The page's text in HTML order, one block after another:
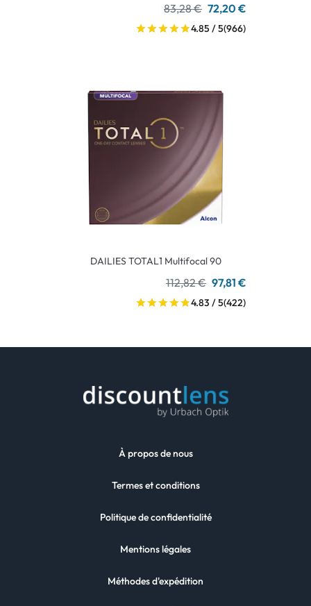
83,28 € 72,20 €
4.85 / 5(966)
DAILIES TOTAL1 Multifocal 90
112,82 € 97,81 €
4.83 / 5(422)
À propos de nous
Termes et conditions
Politique de confidentialité
Mentions légales
Méthodes d'expédition